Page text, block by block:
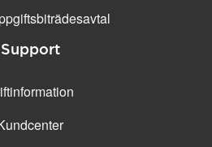
Support